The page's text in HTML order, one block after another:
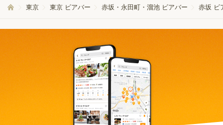
東京 東京 ビアバー 赤坂・永田町・溜池 ビアバー 赤坂 ビ